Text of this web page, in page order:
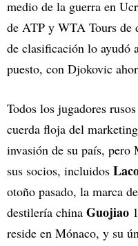
medio de la guerra en
de ATP y WTA Tours de
de clasificación lo ayudó
puesto, con Djokovic
Todos los jugadores
cuerda floja del
invasión de su país, pero
sus socios, incluidos
otoño pasado, la marca
destilería china Guojiao
reside en Mónaco, y su